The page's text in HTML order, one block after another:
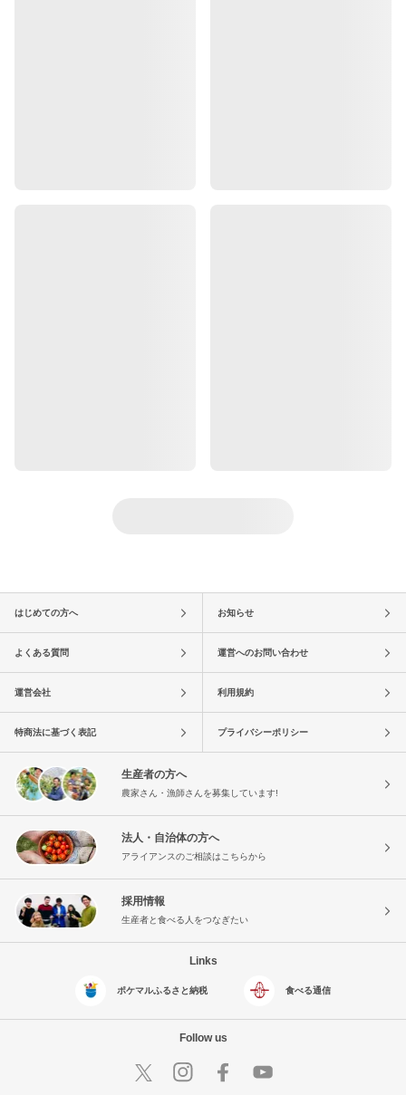
はじめての方へ お知らせ
よくある質問 運営へのお問い合わせ
運営会社 利用規約
特商法に基づく表記 プライバシーポリシー
生産者の方へ
農家さん・漁師さんを募集しています!
法人・自治体の方へ
アライアンスのご相談はこちらから
採用情報
生産者と食べる人をつなぎたい
Links
ポケマルふるさと納税 食べる通信
Follow us